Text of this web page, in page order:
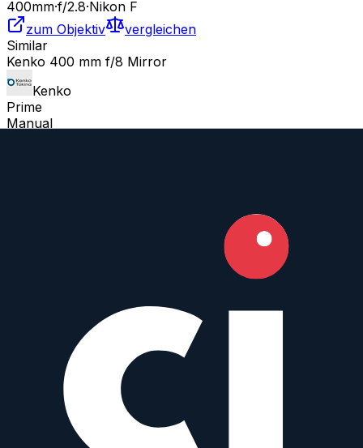
400mm·f/2.8·Nikon F
zum Objektiv
vergleichen
Similar
Kenko 400 mm f/8 Mirror
Kenko
Prime
Manual